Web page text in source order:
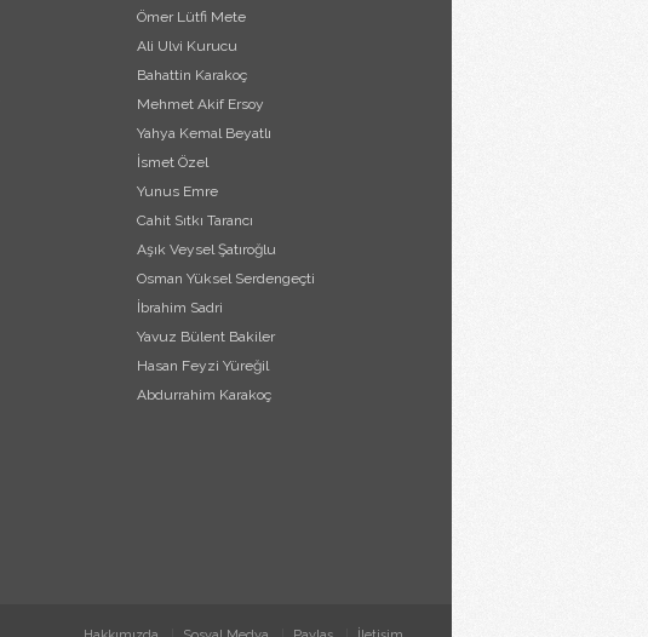
Ömer Lütfi Mete
Ali Ulvi Kurucu
Bahattin Karakoç
Mehmet Akif Ersoy
Yahya Kemal Beyatlı
İsmet Özel
Yunus Emre
Cahit Sıtkı Tarancı
Aşık Veysel Şatıroğlu
Osman Yüksel Serdengeçti
İbrahim Sadri
Yavuz Bülent Bakiler
Hasan Feyzi Yüreğil
Abdurrahim Karakoç